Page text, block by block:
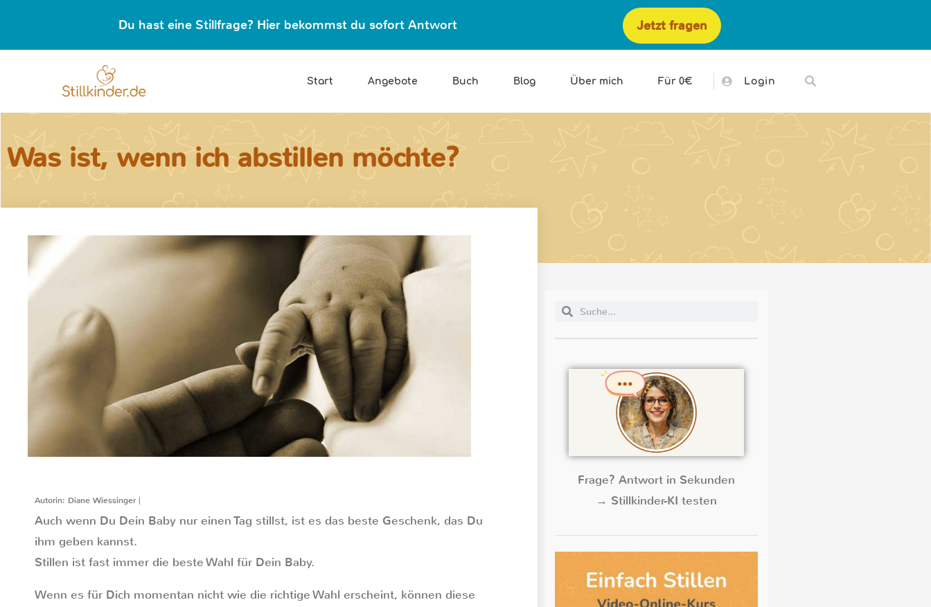
Du hast eine Stillfrage? Hier bekommst du sofort Antwort Jetzt fragen
Start Angebote Buch Blog Über mich Für 0€ Login
Was ist, wenn ich abstillen möchte?
Autorin: Diane Wiessinger |
Auch wenn Du Dein Baby nur einen Tag stillst, ist es das beste Geschenk, das Du
ihm geben kannst.
Stillen ist fast immer die beste Wahl für Dein Baby.
Wenn es für Dich momentan nicht wie die richtige Wahl erscheint, können diese
Frage? Antwort in Sekunden
→ Stillkinder-KI testen